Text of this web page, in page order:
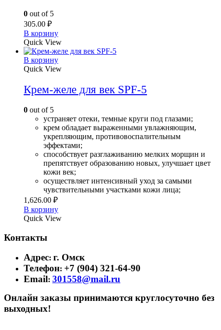
0 out of 5
305.00 ₽
В корзину
Quick View
В корзину
Quick View
Крем-желе для век SPF-5
0 out of 5
устраняет отеки, темные круги под глазами;
крем обладает выраженными увлажняющим,
укрепляющим, противовоспалительным
эффектами;
способствует разглаживанию мелких морщин и
препятствует образованию новых, улучшает цвет
кожи век;
осуществляет интенсивный уход за самыми
чувствительными участками кожи лица;
1,626.00 ₽
В корзину
Quick View
Контакты
Адрес: г. Омск
Телефон: +7 (904) 321-64-90
Email: 301558@mail.ru
Онлайн заказы принимаются круглосуточно без
выходных!